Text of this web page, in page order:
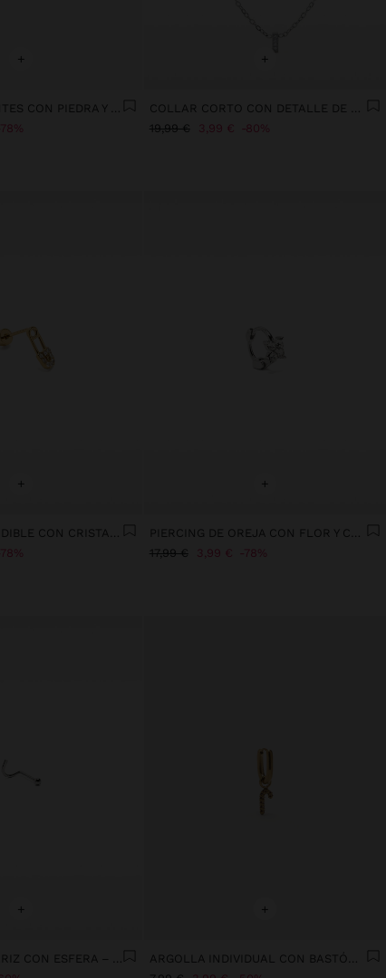
+
SET DE PENDIENTES CON PIEDRA Y ESMALTE - ACERO INOXIDABLE
78%
+
COLLAR CORTO CON DETALLE DE BARRAS - ACERO INOXIDABLE
19,99 € 3,99 € 80%
+
PIERCING IMPERDIBLE CON CRISTALES - ACERO INOXIDABLE
78%
+
PIERCING DE OREJA CON FLOR Y CRISTALES – ACERO INOXIDABLE
17,99 € 3,99 € 78%
+ +